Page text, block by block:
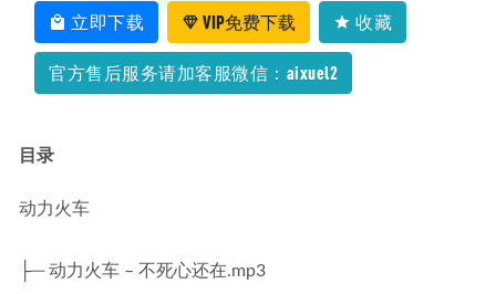
立即下载 VIP免费下载 收藏
官方售后服务请加客服微信：aixuel2
目录
动力火车
├─ 动力火车 – 不死心还在.mp3
猿辅导初中数学教学课程中考数学教学视频,18.35G百度网盘
资源打包下载 2021-09-01